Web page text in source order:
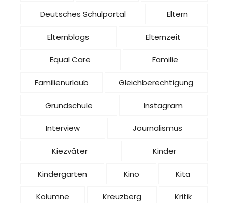
Deutsches Schulportal Eltern
Elternblogs Elternzeit
Equal Care Familie
Familienurlaub Gleichberechtigung
Grundschule Instagram
Interview Journalismus
Kiezväter Kinder
Kindergarten Kino Kita
Kolumne Kreuzberg Kritik